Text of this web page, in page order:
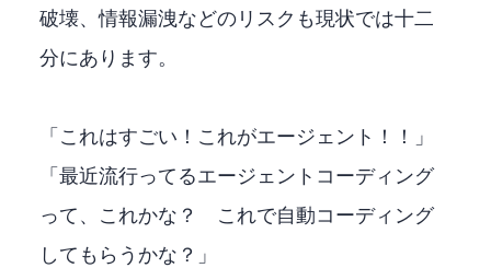
破壊、情報漏洩などのリスクも現状では十二
分にあります。
「これはすごい！これがエージェント！！」
「最近流行ってるエージェントコーディング
って、これかな？ これで自動コーディング
してもらうかな？」